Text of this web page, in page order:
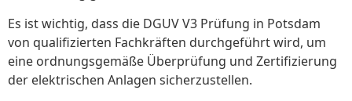
Es ist wichtig, dass die DGUV V3 Prüfung in Potsdam
von qualifizierten Fachkräften durchgeführt wird, um
eine ordnungsgemäße Überprüfung und Zertifizierung
der elektrischen Anlagen sicherzustellen.